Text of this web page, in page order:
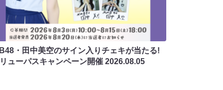
・田中美空のサイン入りチェキが当たる!
ューパスキャンペーン開催 2026.08.05